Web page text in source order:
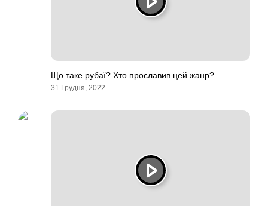
Що таке рубаї? Хто прославив цей жанр?
31 Грудня, 2022